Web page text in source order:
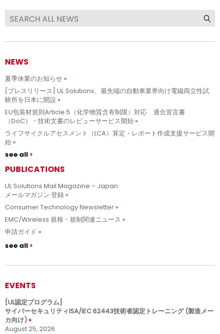
NEWS
夏季休業のお知らせ
[プレスリリース] UL Solutions、最先端の自動車業界向け電磁両立性試
験所を日本に開設
EU包装材規則Article 5（化学物質含有制限）対応 適合宣言書
（DoC）・技術文書のレビューサービス開始
ライフサイクルアセスメント（LCA）算定・レポート作成支援サービス開
始
see all
PUBLICATIONS
UL Solutions Mail Magazine – Japan
メールマガジン 登録
Consumer Technology Newsletter
EMC/Wireless 規格・規制関連ニュース
申請ガイド
see all
EVENTS
[UL認定プログラム]
サイバーセキュリティISA/IEC 62443技術者認定トレーニング (製造メー
カ向け)
August 25, 2026